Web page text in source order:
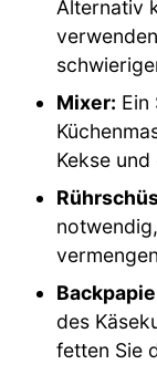
Alternativ
Mixer: Ein
Kekse
des
fetten Sie